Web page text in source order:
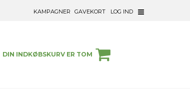
KAMPAGNER GAVEKORT LOG IND
DIN INDKØBSKURV ER TOM